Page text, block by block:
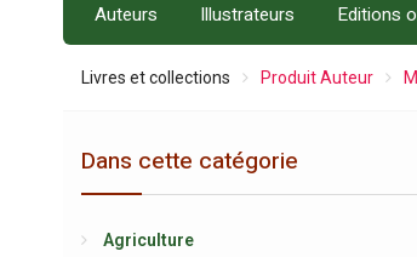
Auteurs Illustrateurs Editions
Livres et collections Produit Auteur
Dans cette catégorie
Agriculture